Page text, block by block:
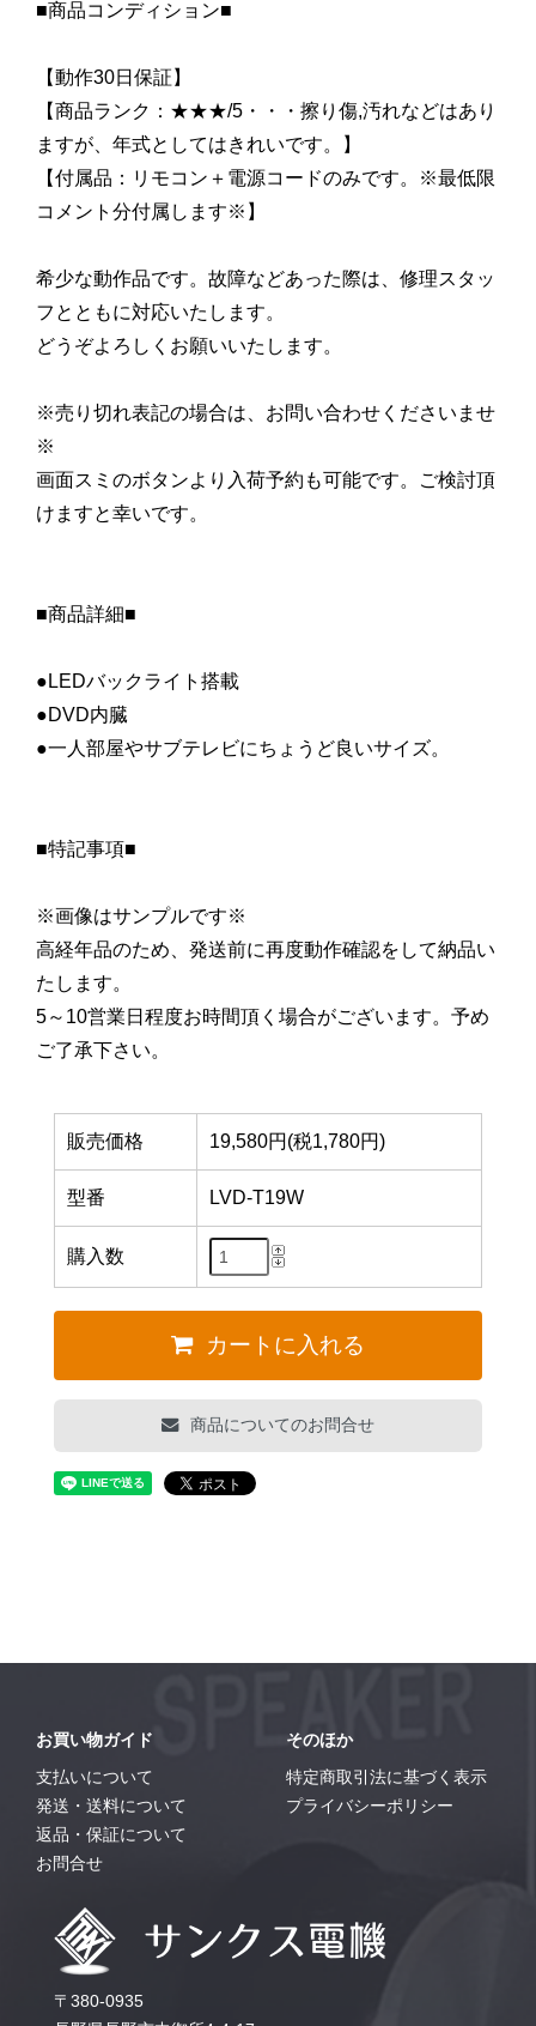
■商品コンディション■
【動作30日保証】
【商品ランク：★★★/5・・・擦り傷,汚れなどはあり
ますが、年式としてはきれいです。】
【付属品：リモコン＋電源コードのみです。※最低限
コメント分付属します※】
希少な動作品です。故障などあった際は、修理スタッ
フとともに対応いたします。
どうぞよろしくお願いいたします。
※売り切れ表記の場合は、お問い合わせくださいませ
※
画面スミのボタンより入荷予約も可能です。ご検討頂
けますと幸いです。
■商品詳細■
●LEDバックライト搭載
●DVD内臓
●一人部屋やサブテレビにちょうど良いサイズ。
■特記事項■
※画像はサンプルです※
高経年品のため、発送前に再度動作確認をして納品い
たします。
5～10営業日程度お時間頂く場合がございます。予め
ご了承下さい。
販売価格 19,580円(税1,780円)
型番 LVD-T19W
購入数
カートに入れる
商品についてのお問合せ
お買い物ガイド
支払いについて
発送・送料について
返品・保証について
お問合せ
そのほか
特定商取引法に基づく表示
プライバシーポリシー
〒380-0935